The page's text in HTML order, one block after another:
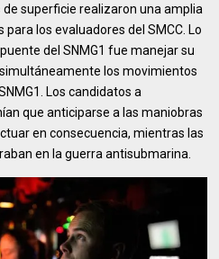
superficie realizaron una amplia
los evaluadores del SMCC. Lo
del SNMG1 fue manejar su
los movimientos
Los candidatos a
que anticiparse a las maniobras
en consecuencia, mientras las
en la guerra antisubmarina.